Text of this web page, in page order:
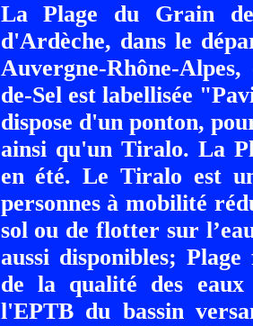
La Plage du Grain
d'Ardèche, dans le
Auvergne-Rhône-
de-Sel est labellisée
dispose d'un ponton,
ainsi qu'un Tiralo. La
en été. Le Tiralo est
personnes à mobilité
sol ou de flotter sur
aussi disponibles;
de la qualité des
l'EPTB du bassin